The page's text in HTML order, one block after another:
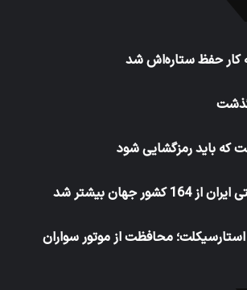
کار حفظ ستاره‌اش شد
که باید رمزگشایی شود
جهان بیشتر شد
محافظت از موتور سواران